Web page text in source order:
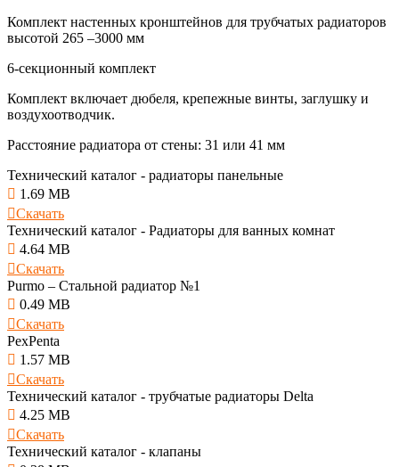
Комплект настенных кронштейнов для трубчатых радиаторов
высотой 265 –3000 мм
6-секционный комплект
Комплект включает дюбеля, крепежные винты, заглушку и
воздухоотводчик.
Расстояние радиатора от стены: 31 или 41 мм
Технический каталог - радиаторы панельные
 1.69 MB
Скачать
Технический каталог - Радиаторы для ванных комнат
 4.64 MB
Скачать
Purmo – Стальной радиатор №1
 0.49 MB
Скачать
PexPenta
 1.57 MB
Скачать
Технический каталог - трубчатые радиаторы Delta
 4.25 MB
Скачать
Технический каталог - клапаны